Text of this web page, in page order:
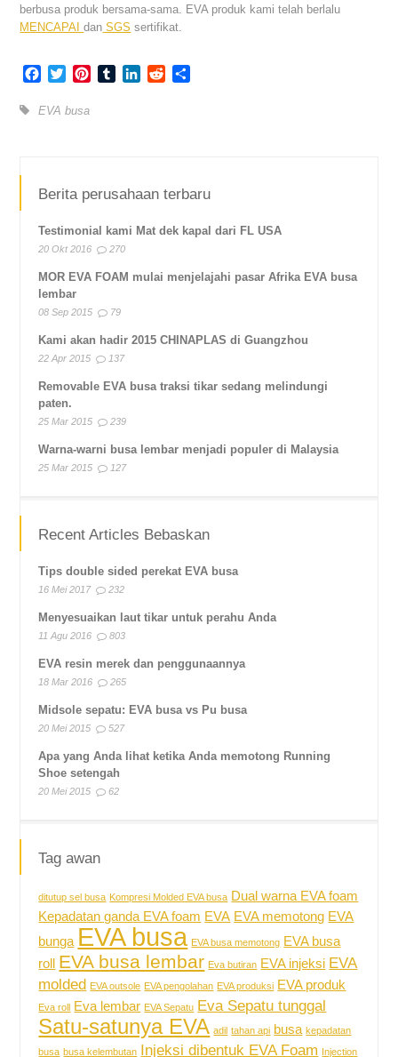
berbusa produk bersama-sama. EVA produk kami telah berlalu
MENCAPAIdan SGS sertifikat.
Facebook
TwitterPinterestTumblrLinkedInReddit
EVA busa
Berita perusahaan terbaru
Testimonial kami Mat dek kapal dari FL USA
20 Okt 2016 270
MOR EVA FOAM mulai menjelajahi pasar Afrika EVA busa
lembar
08 Sep 2015 79
Kami akan hadir 2015 CHINAPLAS di Guangzhou
22 Apr 2015 137
Removable EVA busa traksi tikar sedang melindungi
paten.
25 Mar 2015 239
Warna-warni busa lembar menjadi populer di Malaysia
25 Mar 2015 127
Recent Articles Bebaskan
Tips double sided perekat EVA busa
16 Mei 2017 232
Menyesuaikan laut tikar untuk perahu Anda
11 Agu 2016 803
EVA resin merek dan penggunaannya
18 Mar 2016 265
Midsole sepatu: EVA busa vs Pu busa
20 Mei 2015 527
Apa yang Anda lihat ketika Anda memotong Running
Shoe setengah
20 Mei 2015 62
Tag awan
ditutup sel busa Kompresi Molded EVA busa Dual warna EVA foam
Kepadatan ganda EVA foam EVA EVA memotong EVA
bunga EVA busa EVA busa memotong EVA busa
roll
EVA busa lembar Eva butiran EVA injeksi EVA
molded EVA outsole EVA pengolahan EVA produksi EVA produk
Eva roll Eva lembar EVA Sepatu Eva Sepatu tunggal
Satu-satunya EVA adil tahan api busa kepadatan
busa busa kelembutan Injeksi dibentuk EVA Foam
Injection